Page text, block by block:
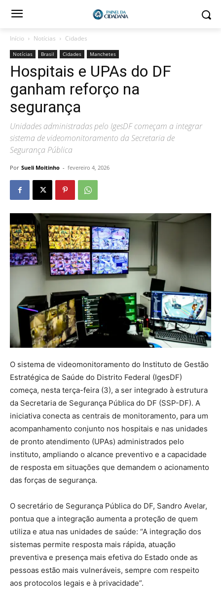
Início Notícias Cidades
Notícias Brasil Cidades Manchetes
Hospitais e UPAs do DF
ganham reforço na
segurança
Unidades administradas pelo IgesDF começam a integrar
sistema de videomonitoramento da Secretaria de
Segurança Pública
Por Sueli Moitinho - fevereiro 4, 2026
O sistema de videomonitoramento do Instituto de Gestão
Estratégica de Saúde do Distrito Federal (IgesDF)
começa, nesta terça-feira (3), a ser integrado à estrutura
da Secretaria de Segurança Pública do DF (SSP-DF). A
iniciativa conecta as centrais de monitoramento, para um
acompanhamento conjunto nos hospitais e nas unidades
de pronto atendimento (UPAs) administrados pelo
instituto, ampliando o alcance preventivo e a capacidade
de resposta em situações que demandem o acionamento
das forças de segurança.
O secretário de Segurança Pública do DF, Sandro Avelar,
pontua que a integração aumenta a proteção de quem
utiliza e atua nas unidades de saúde: “A integração dos
sistemas permite resposta mais rápida, atuação
preventiva e presença mais efetiva do Estado onde as
pessoas estão mais vulneráveis, sempre com respeito
aos protocolos legais e à privacidade”.